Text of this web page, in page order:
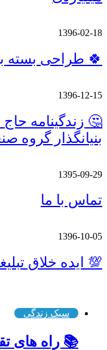
1396-02-18
🍀 طراحی بسته
1396-12-15
🤔 زندگینامه
بنیانگذار
1395-09-29
تماس با ما
1396-10-05
💯 ایده خلاق
سبک زندگی
📚 راه های